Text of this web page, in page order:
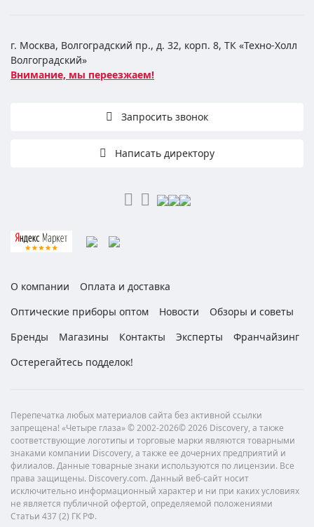
г. Москва, Волгоградский пр., д. 32, корп. 8, ТК «Техно-Холл
Волгоградский»
Внимание, мы переезжаем!
Запросить звонок
Написать директору
О компании
Оплата и доставка
Оптические приборы оптом
Новости
Обзоры и советы
Бренды
Магазины Контакты Эксперты
Франчайзинг
Остерегайтесь подделок!
Перепечатка любых материалов сайта без активной ссылки
запрещена! «Четыре глаза» © 2002-2026© 2026 Discovery, а также
соответствующие логотипы и торговые марки являются товарными
знаками компании Discovery, а также ее дочерних предприятий и
филиалов. Данные товарные знаки используются по лицензии. Все
права защищены. Discovery.com. Данный веб-сайт носит
исключительно информационный характер и ни при каких условиях
не является публичной офертой, определяемой положениями
Статьи 437 (2) ГК РФ.